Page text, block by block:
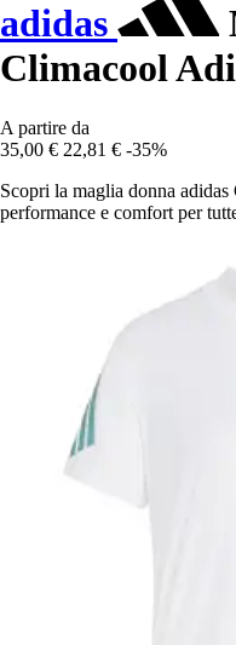
adidas
Climacool
A partire da
35,00 € 22,81 € -35%
Scopri la maglia donna
performance e comfort per